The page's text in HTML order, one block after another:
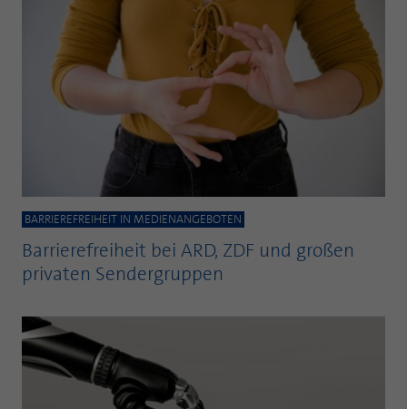
BARRIEREFREIHEIT IN MEDIENANGEBOTEN
Barrierefreiheit bei ARD, ZDF und großen
privaten Sendergruppen